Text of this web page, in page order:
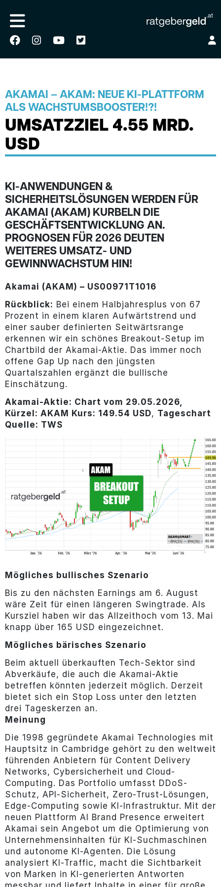
AKAMAI – AKAM: NEUE KI-PLATTFORM
ALS WACHSTUMSBOOSTER!?!
UMSATZZIEL 4.55 MRD.
USD
KI-ANWENDUNGEN &
SICHERHEITSLÖSUNGEN WERDEN FÜR
AKAMAI (AKAM) KURBELN DIE
GESCHÄFTSENTWICKLUNG AN.
PROGNOSEN FÜR 2026 DEUTEN
WEITERES UMSATZ- UND
GEWINNWACHSTUM HIN!
Akamai (AKAM) – US00971T1016
Rückblick: Bei einem Halbjahresplus von 67
Prozent in einem klaren Aufwärtstrend und
einer sauber definierten Seitwärtsrange
erkennen wir ein schönes Breakout-Setup im
Chartbild der Akamai-Aktie. Das immer noch
offene Gap Up nach den jüngsten
Quartalszahlen ergänzt die bullische
Einschätzung.
Akamai-Aktie: Chart vom 29.05.2026,
Kürzel: AKAM Kurs: 149.54 USD, Tageschart
Quelle: TWS
Mögliches bullisches Szenario
Bis zu den nächsten Earnings am 6. August
wäre Zeit für einen längeren Swingtrade. Als
Kursziel haben wir das Allzeithoch vom 13. Mai
knapp über 165 USD eingezeichnet.
Mögliches bärisches Szenario
Beim aktuell überkauften Tech-Sektor sind
Abverkäufe, die auch die Akamai-Aktie
betreffen könnten jederzeit möglich. Derzeit
bietet sich ein Stop Loss unter den letzten
drei Tageskerzen an.
Meinung
Die 1998 gegründete Akamai Technologies mit
Hauptsitz in Cambridge gehört zu den weltweit
führenden Anbietern für Content Delivery
Networks, Cybersicherheit und Cloud-
Computing. Das Portfolio umfasst DDoS-
Schutz, API-Sicherheit, Zero-Trust-Lösungen,
Edge-Computing sowie KI-Infrastruktur. Mit der
neuen Plattform AI Brand Presence erweitert
Akamai sein Angebot um die Optimierung von
Unternehmensinhalten für KI-Suchmaschinen
und autonome KI-Agenten. Die Lösung
analysiert KI-Traffic, macht die Sichtbarkeit
von Marken in KI-generierten Antworten